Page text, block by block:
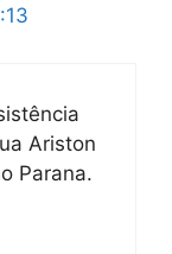
Ariston
Parana.